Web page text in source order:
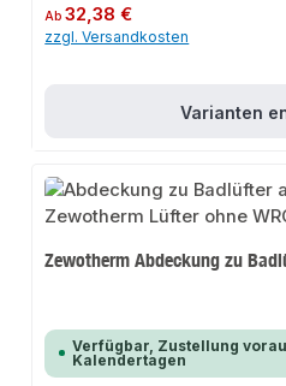
Regulärer Preis:
Ab32,38 €
zzgl. Versandkosten
Varianten
Zewotherm Abdeckung zu
Verfügbar, Zustellung
Kalendertagen